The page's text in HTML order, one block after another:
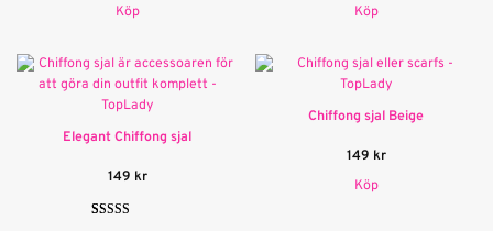
av
baserat
på
kundrecension
Köp
av 5
kundrecension
Köp
Elegant Chiffong sjal
149 kr
Chiffong sjal Beige
149 kr
Köp